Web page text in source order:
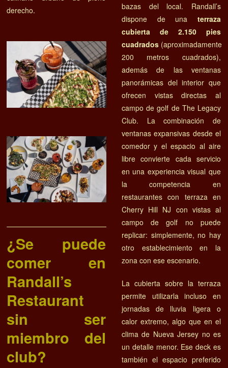
derecho.
¿Se puede
comer en
Randall’s
Restaurant
sin ser
miembro del
club?
bazas del local. Randall’s
dispone de una terraza
cubierta de 2.150 pies
cuadrados(aproximadamente
200 metros cuadrados),
además de las ventanas
panorámicas del interior que
ofrecen vistas directas al
campo de golf de The Legacy
Club. La combinación de
ventanas expansivas desde el
comedor y el espacio al aire
libre convierte cada servicio
en una experiencia visual que
la competencia en
restaurantes con terraza en
Cherry Hill NJ con vistas al
campo de golf no puede
replicar: simplemente, no hay
otro establecimiento en la
zona con ese escenario.
La cubierta sobre la terraza
permite utilizarla incluso en
jornadas de lluvia ligera o
calor extremo, algo que en el
clima de Nueva Jersey no es
un detalle menor. Ese deck es
también el espacio preferido